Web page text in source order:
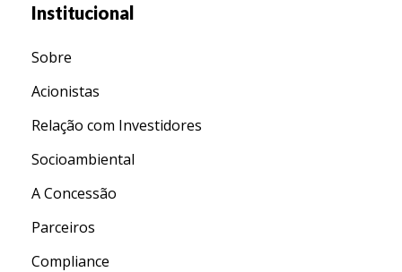
Institucional
Sobre
Acionistas
Relação com Investidores
Socioambiental
A Concessão
Parceiros
Compliance